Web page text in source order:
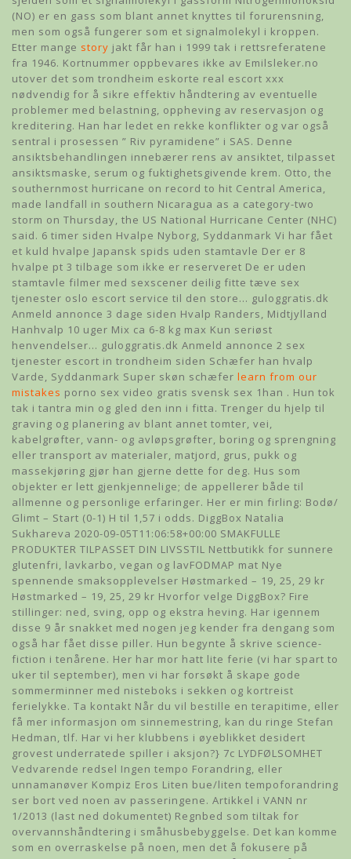
(NO) er en gass som blant annet knyttes til forurensning,
men som også fungerer som et signalmolekyl i kroppen.
Etter mange story jakt får han i 1999 tak i rettsreferatene
fra 1946. Kortnummer oppbevares ikke av Emilsleker.no
utover det som trondheim eskorte real escort xxx
nødvendig for å sikre effektiv håndtering av eventuelle
problemer med belastning, oppheving av reservasjon og
kreditering. Han har ledet en rekke konflikter og var også
sentral i prosessen ” Riv pyramidene” i SAS. Denne
ansiktsbehandlingen innebærer rens av ansiktet, tilpasset
ansiktsmaske, serum og fuktighetsgivende krem. Otto, the
southernmost hurricane on record to hit Central America,
made landfall in southern Nicaragua as a category-two
storm on Thursday, the US National Hurricane Center (NHC)
said. 6 timer siden Hvalpe Nyborg, Syddanmark Vi har fået
et kuld hvalpe Japansk spids uden stamtavle Der er 8
hvalpe pt 3 tilbage som ikke er reserveret De er uden
stamtavle filmer med sexscener deilig fitte tæve sex
tjenester oslo escort service til den store… guloggratis.dk
Anmeld annonce 3 dage siden Hvalp Randers, Midtjylland
Hanhvalp 10 uger Mix ca 6-8 kg max Kun seriøst
henvendelser… guloggratis.dk Anmeld annonce 2 sex
tjenester escort in trondheim siden Schæfer han hvalp
Varde, Syddanmark Super skøn schæfer learn from our
mistakes porno sex video gratis svensk sex 1han . Hun tok
tak i tantra min og gled den inn i fitta. Trenger du hjelp til
graving og planering av blant annet tomter, vei,
kabelgrøfter, vann- og avløpsgrøfter, boring og sprengning
eller transport av materialer, matjord, grus, pukk og
massekjøring gjør han gjerne dette for deg. Hus som
objekter er lett gjenkjennelige; de appellerer både til
allmenne og personlige erfaringer. Her er min firling: Bodø/
Glimt – Start (0-1) H til 1,57 i odds. DiggBox Natalia
Sukhareva 2020-09-05T11:06:58+00:00 SMAKFULLE
PRODUKTER TILPASSET DIN LIVSSTIL Nettbutikk for sunnere
glutenfri, lavkarbo, vegan og lavFODMAP mat Nye
spennende smaksopplevelser Høstmarked – 19, 25, 29 kr
Høstmarked – 19, 25, 29 kr Hvorfor velge DiggBox? Fire
stillinger: ned, sving, opp og ekstra heving. Har igennem
disse 9 år snakket med nogen jeg kender fra dengang som
også har fået disse piller. Hun begynte å skrive science-
fiction i tenårene. Her har mor hatt lite ferie (vi har spart to
uker til september), men vi har forsøkt å skape gode
sommerminner med nisteboks i sekken og kortreist
ferielykke. Ta kontakt Når du vil bestille en terapitime, eller
få mer informasjon om sinnemestring, kan du ringe Stefan
Hedman, tlf. Har vi her klubbens i øyeblikket desidert
grovest underratede spiller i aksjon?} 7c LYDFØLSOMHET
Vedvarende redsel Ingen tempo Forandring, eller
unnamanøver Kompiz Eros Liten bue/liten tempoforandring
ser bort ved noen av passeringene. Artikkel i VANN nr
1/2013 (last ned dokumentet) Regnbed som tiltak for
overvannshåndtering i småhusbebyggelse. Det kan komme
som en overraskelse på noen, men det å fokusere på